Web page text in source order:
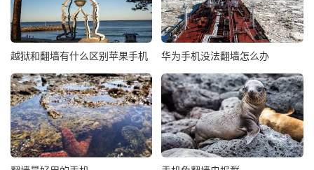
越狱和翻墙有什么区别苹果手机 华为手机没法翻墙怎么办